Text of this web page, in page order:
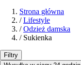
Strona główna
/ Lifestyle
/ Odzież damska
/ Sukienka
Filtry